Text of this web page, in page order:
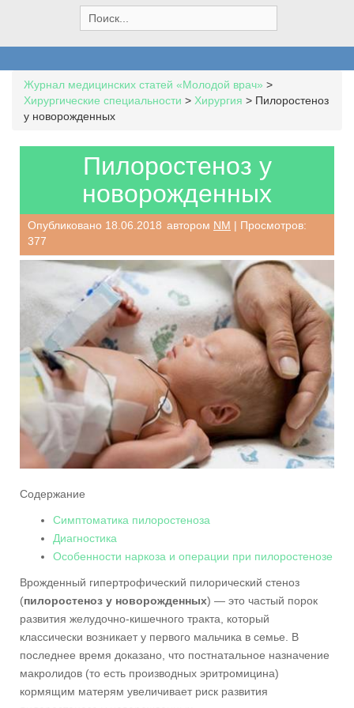
e
a
h
f
o
Журнал медицинских статей «Молодой врач» >
Хирургические специальности > Хирургия > Пилоростеноз
у новорожденных
Пилоростеноз у
новорожденных
Опубликовано 18.06.2018 автором NM | Просмотров:
377
Содержание
Симптоматика пилоростеноза
Диагностика
Особенности наркоза и операции при пилоростенозе
Врожденный гипертрофический пилорический стеноз
(пилоростеноз у новорожденных) — это частый порок
развития желудочно-кишечного тракта, который
классически возникает у первого мальчика в семье. В
последнее время доказано, что постнатальное назначение
макролидов (то есть производных эритромицина)
кормящим матерям увеличивает риск развития